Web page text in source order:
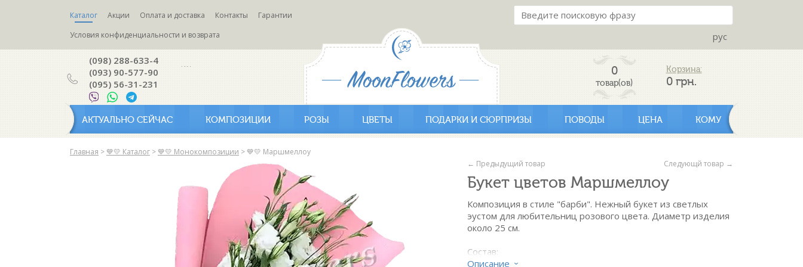
Каталог Акции Оплата и доставка Контакты
Гарантии
Условия конфиденциальности и возврата
рус
(098) 288-633-4
(093) 90-577-90
(095) 56-31-231
0
товар(ов)
Корзина:
0 грн.
АКТУАЛЬНО СЕЙЧАС КОМПОЗИЦИИ РОЗЫ ЦВЕТЫ ПОДАРКИ И СЮРПРИЗЫ ПОВОДЫ ЦЕНА КОМУ
Главная > 💙💛 Каталог > 💙💛 Монокомпозиции > 💙💛 Маршмеллоу
Следующй товар →
← Предыдущий товар
Букет цветов Маршмеллоу
Композиция в стиле "барби". Нежный букет из светлых
эустом для любительниц розового цвета. Диаметр изделия
около 25 см.
Состав:
- эустома белая - 5 вет.
Описание